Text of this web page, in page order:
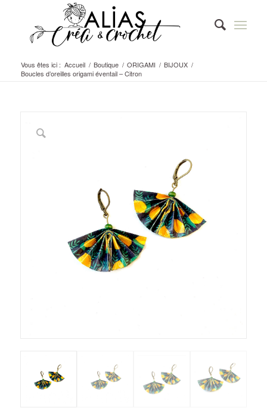
Vous êtes ici : Accueil / Boutique / ORIGAMI / BIJOUX /
Boucles d’oreilles origami éventail – Citron